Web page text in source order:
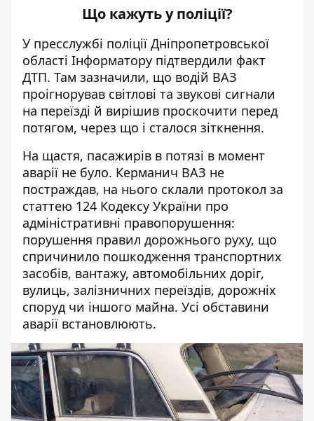
Що кажуть у поліції?
У пресслужбі поліції Дніпропетровської
області Інформатору підтвердили факт
ДТП. Там зазначили, що водій ВАЗ
проігнорував світлові та звукові сигнали
на переїзді й вирішив проскочити перед
потягом, через що і сталося зіткнення.
На щастя, пасажирів в потязі в момент
аварії не було. Керманич ВАЗ не
постраждав, на нього склали протокол за
статтею 124 Кодексу України про
адміністративні правопорушення:
порушення правил дорожнього руху, що
спричинило пошкодження транспортних
засобів, вантажу, автомобільних доріг,
вулиць, залізничних переїздів, дорожніх
споруд чи іншого майна. Усі обставини
аварії встановлюють.